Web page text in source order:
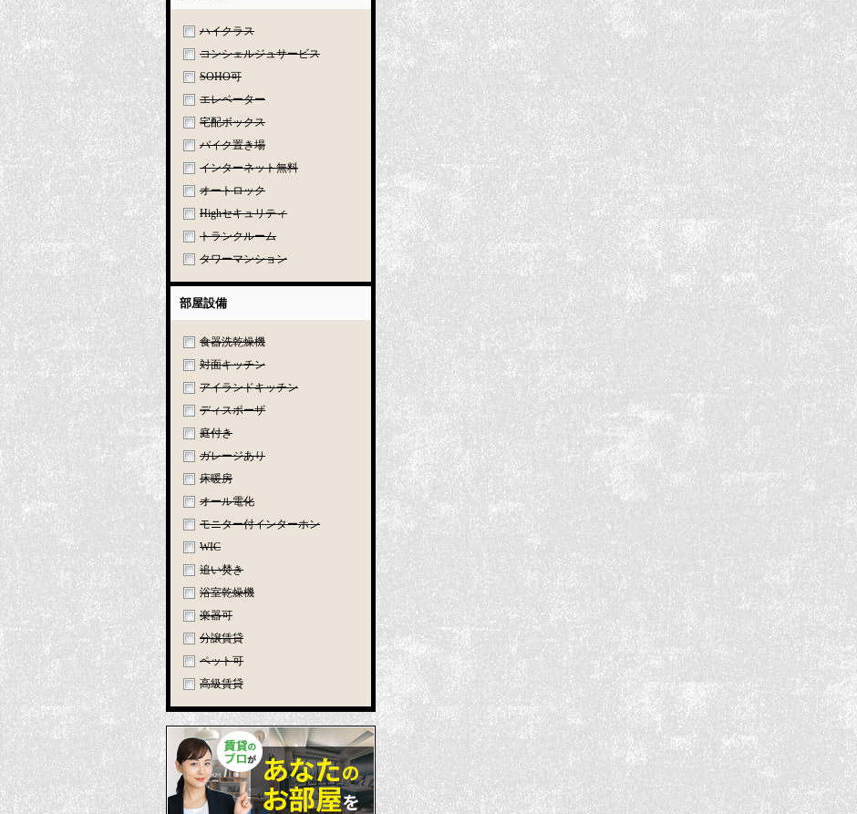
ハイクラス
コンシェルジュサービス
SOHO可
エレベーター
宅配ボックス
バイク置き場
インターネット無料
オートロック
Highセキュリティ
トランクルーム
タワーマンション
部屋設備
食器洗乾燥機
対面キッチン
アイランドキッチン
ディスポーザ
庭付き
ガレージあり
床暖房
オール電化
モニター付インターホン
WIC
追い焚き
浴室乾燥機
楽器可
分譲賃貸
ペット可
高級賃貸